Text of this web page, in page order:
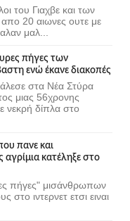
του Γιαχβε και των
20 αιωνες ουτε με
μαλ...
πήγες των
ενώ έκανε διακοπές
στα Νέα Στύρα
μιας 56χρονης
νεκρή δίπλα στο
πανε και
κατέληξε στο
πήγες" μισάνθρωπων
στο ιντερνετ ετσι ειναι